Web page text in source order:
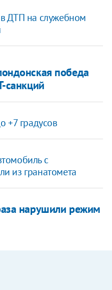
ДТП на служебном
победа
санкций
+7 градусов
с
из гранатомета
нарушили режим